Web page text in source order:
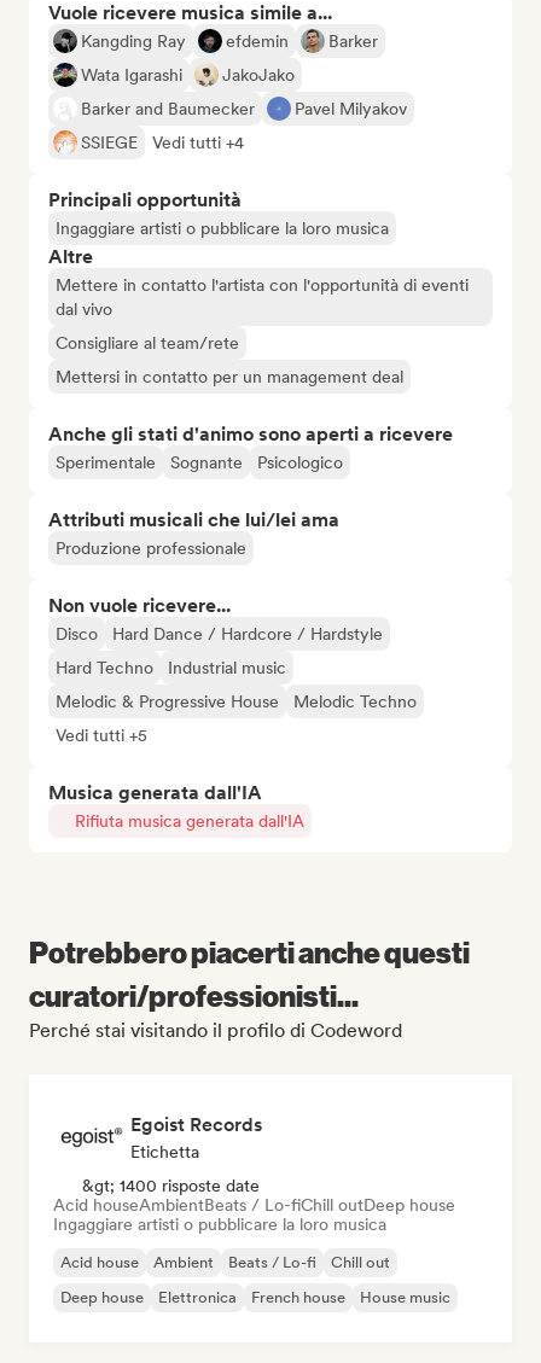
Vuole ricevere musica simile a...
Kangding Ray efdemin
Barker
Wata Igarashi
JakoJako
Barker and Baumecker
Pavel Milyakov
SSIEGE
Vedi tutti +4
Principali opportunità
Ingaggiare artisti o pubblicare la loro musica
Altre
Mettere in contatto l'artista con l'opportunità di eventi
dal vivo
Consigliare al team/rete
Mettersi in contatto per un management deal
Anche gli stati d'animo sono aperti a ricevere
Sperimentale Sognante Psicologico
Attributi musicali che lui/lei ama
Produzione professionale
Non vuole ricevere...
Disco
Hard Dance / Hardcore / Hardstyle
Hard Techno
Industrial music
Melodic & Progressive House
Melodic Techno
Vedi tutti +5
Musica generata dall'IA
Rifiuta musica generata dall'IA
Potrebbero piacerti anche questi
curatori/professionisti...
Perché stai visitando il profilo di Codeword
Egoist Records
Etichetta
&gt; 1400 risposte date
Acid houseAmbientBeats / Lo-fiChill outDeep house
Ingaggiare artisti o pubblicare la loro musica
Acid house Ambient Beats / Lo-fi
Chill out
Deep house
Elettronica French house House music